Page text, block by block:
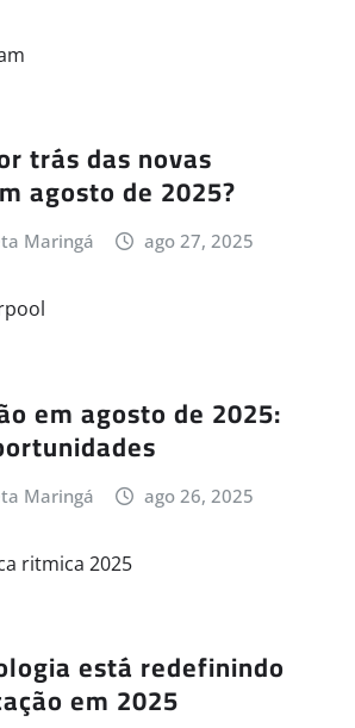
trás das novas
agosto de 2025?
Maringá ago 27, 2025
em agosto de 2025:
Maringá ago 26, 2025
está redefinindo
em 2025